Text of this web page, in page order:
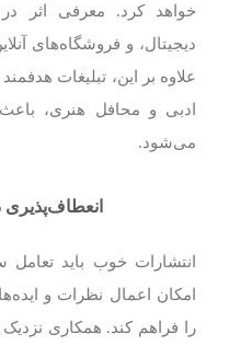
خواهد کرد. معرفی اثر در
دیجیتال، و فروشگاه‌های
علاوه بر این، تبلیغات
ادبی و محافل هنری،
می‌شود.
انعطاف‌پذیری
انتشارات خوب باید تعامل
امکان اعمال نظرات و
را فراهم کند. همکاری